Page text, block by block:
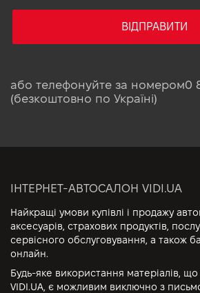
ВІДПРАВИТИ
або телефонуйте за номером0
(безкоштовно по Україні)
ІНТЕРНЕТ-АВТОСАЛОН VIDI.UA
Найкращі умови купівлі і продажу
аксесуарів, страхових продуктів,
сервісного обслуговування, а також
онлайн.
Будь-яке використання матеріалів, що
VIDI.UA, є можливим виключно з